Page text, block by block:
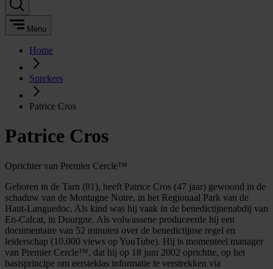
Menu
Home
Sprekers
Patrice Cros
Patrice Cros
Oprichter van Premier Cercle™
Geboren in de Tarn (81), heeft Patrice Cros (47 jaar) gewoond in de
schaduw van de Montagne Noire, in het Regionaal Park van de
Haut-Languedoc. Als kind was hij vaak in de benedictijnenabdij van
En-Calcat, in Dourgne. Als volwassene produceerde hij een
documentaire van 52 minuten over de benedictijnse regel en
leiderschap (10.000 views op YouTube). Hij is momenteel manager
van Premier Cercle™, dat hij op 18 juni 2002 oprichtte, op het
basisprincipe om eersteklas informatie te verstrekken via